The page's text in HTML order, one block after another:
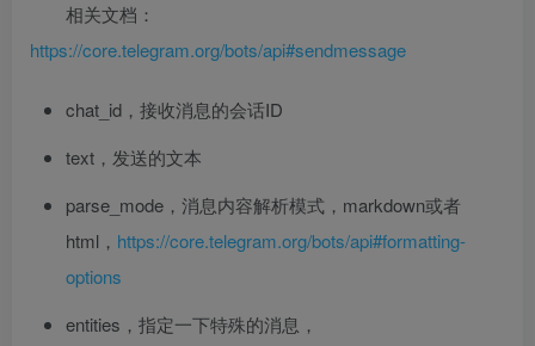
相关文档：
https://core.telegram.org/bots/api#sendmessage
chat_id，接收消息的会话ID
text，发送的文本
parse_mode，消息内容解析模式，markdown或者
html， https://core.telegram.org/bots/api#formatting-
options
entities，指定一下特殊的消息，